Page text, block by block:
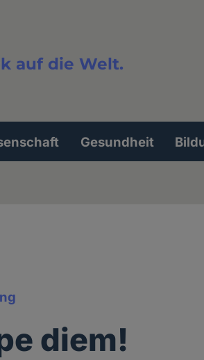
auf die Welt.
Gesundheit
diem!